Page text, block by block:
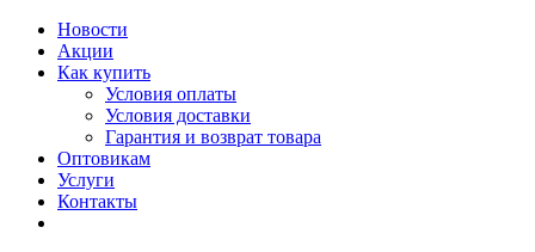
Новости
Акции
Как купить
Условия оплаты
Условия доставки
Гарантия и возврат товара
Оптовикам
Услуги
Контакты